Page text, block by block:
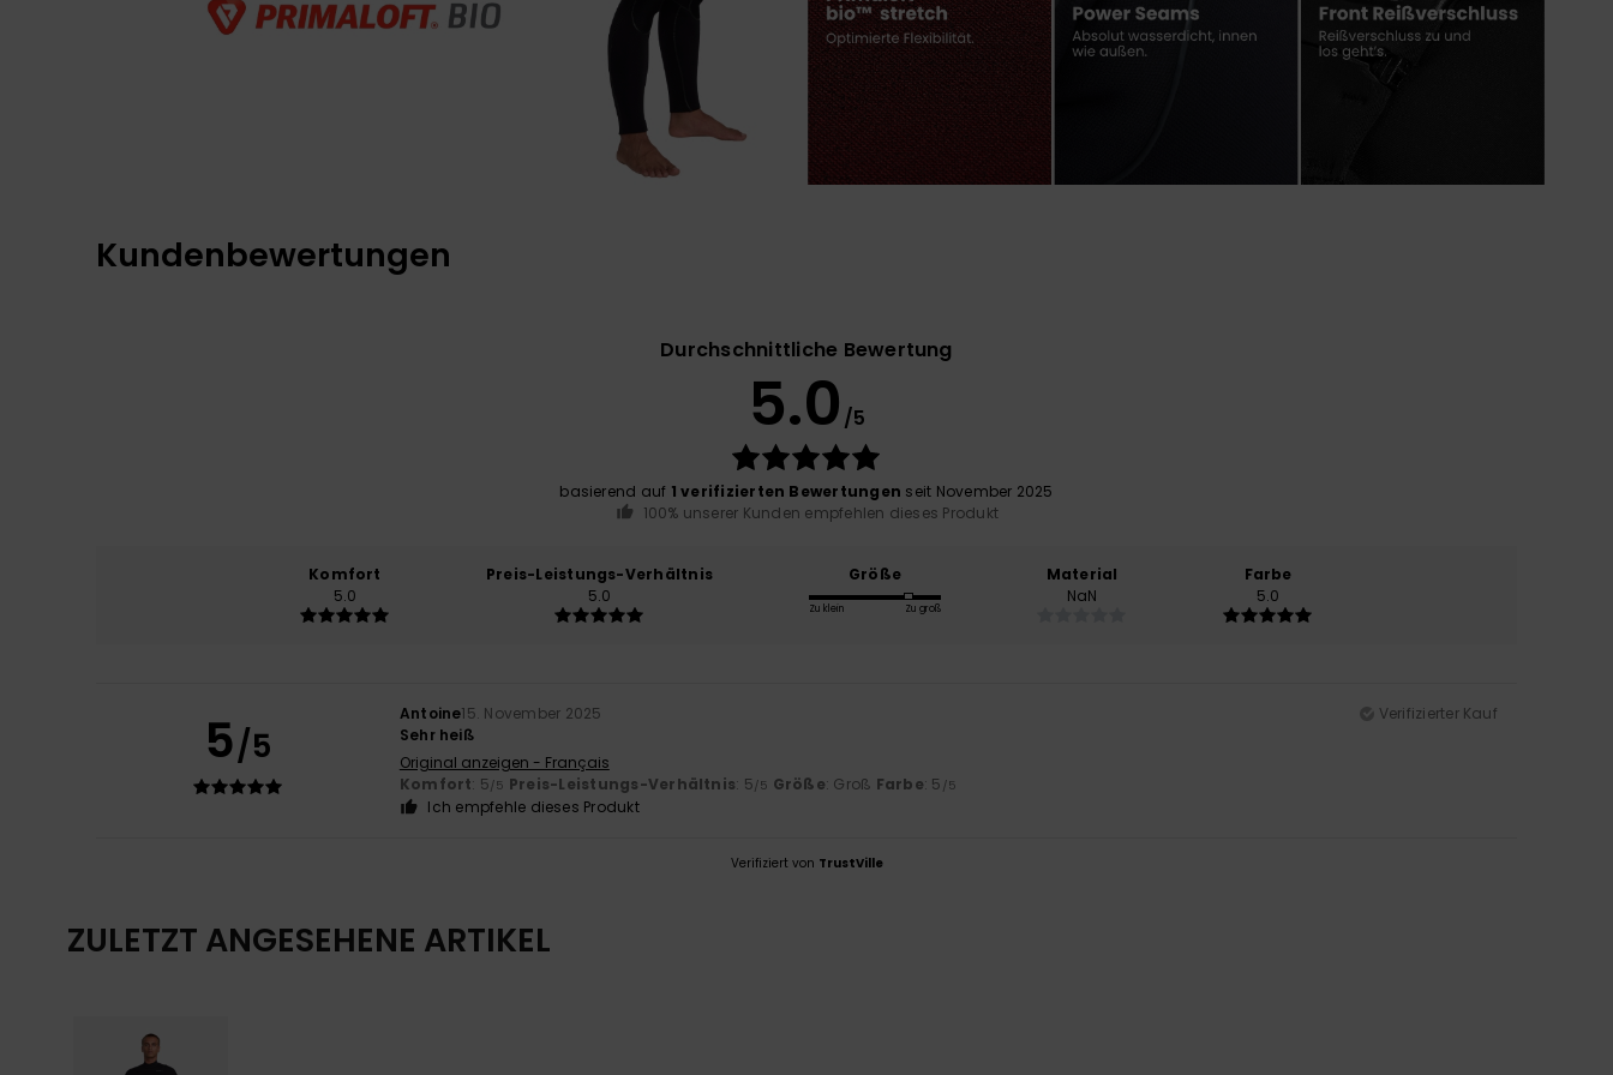
Kundenbewertungen
Durchschnittliche Bewertung
5.0 /5
basierend auf 1 verifizierten Bewertungen seit November 2025
100% unserer Kunden empfehlen dieses Produkt
Komfort
5.0
Preis-Leistungs-Verhältnis
5.0
Größe
Zu klein Zu groß
Material
NaN
Farbe
5.0
5/5
Antoine15. November 2025
Verifizierter Kauf
Sehr heiß
Original anzeigen - Français
Komfort: 5/5 Preis-Leistungs-Verhältnis: 5/5 Größe: Groß Farbe: 5 /5
Ich empfehle dieses Produkt
Verifiziert von TrustVille
ZULETZT ANGESEHENE ARTIKEL